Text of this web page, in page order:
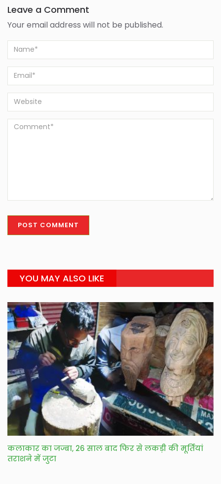
Leave a Comment
Your email address will not be published.
YOU MAY ALSO LIKE
कलाकार का जज्बा, 26 साल बाद फिर से लकड़ी की मूर्तियां
तराशने में जुटा